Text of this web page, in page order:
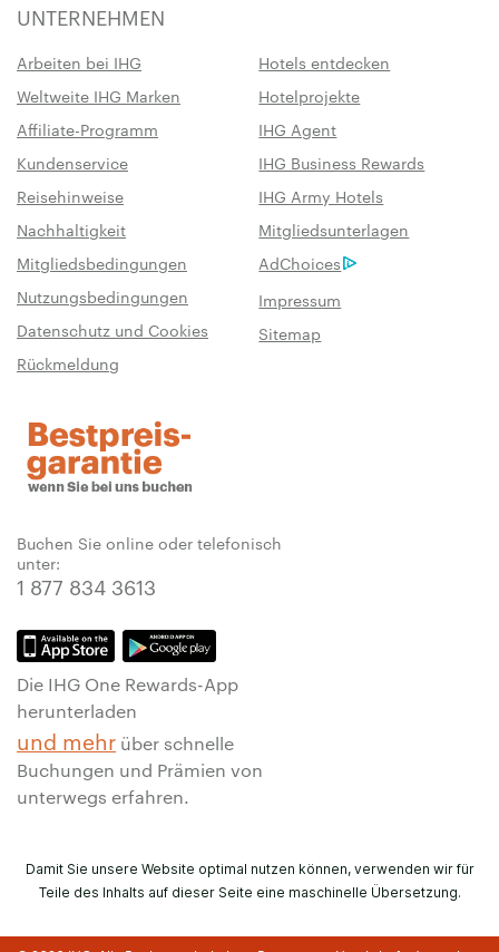
UNTERNEHMEN
Arbeiten bei IHG
Hotels entdecken
Weltweite IHG Marken
Hotelprojekte
Affiliate-Programm
IHG Agent
Kundenservice
IHG Business Rewards
Reisehinweise
IHG Army Hotels
Nachhaltigkeit
Mitgliedsunterlagen
Mitgliedsbedingungen
AdChoices
Nutzungsbedingungen
Impressum
Datenschutz und Cookies
Sitemap
Rückmeldung
Buchen Sie online oder telefonisch
unter:
1 877 834 3613
Die IHG One Rewards-App
herunterladen
und mehr über schnelle
Buchungen und Prämien von
unterwegs erfahren.
Damit Sie unsere Website optimal nutzen können, verwenden wir für
Teile des Inhalts auf dieser Seite eine maschinelle Übersetzung.